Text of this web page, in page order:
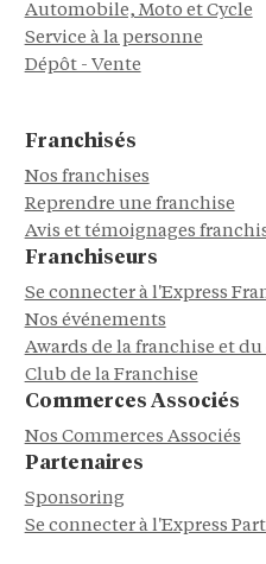
Automobile, Moto et Cycle
Service à la personne
Dépôt - Vente
Franchisés
Nos franchises
Reprendre une franchise
Avis et témoignages
Franchiseurs
Se connecter à l'Express
Nos événements
Awards de la franchise et
Club de la Franchise
Commerces Associés
Nos Commerces Associés
Partenaires
Sponsoring
Se connecter à l'Express